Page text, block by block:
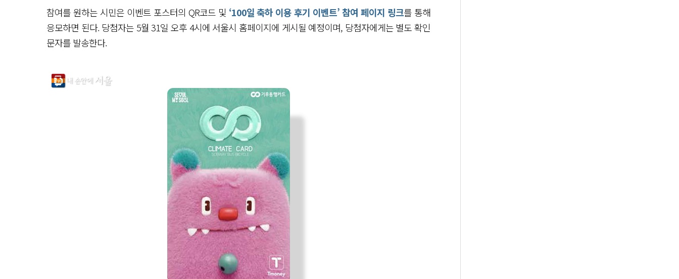
참여를 원하는 시민은 이벤트 포스터의 QR코드 및 ‘100일 축하 이용 후기 이벤트’ 참여 페이지 링크를 통해
응모하면 된다. 당첨자는 5월 31일 오후 4시에 서울시 홈페이지에 게시될 예정이며, 당첨자에게는 별도 확인
문자를 발송한다.